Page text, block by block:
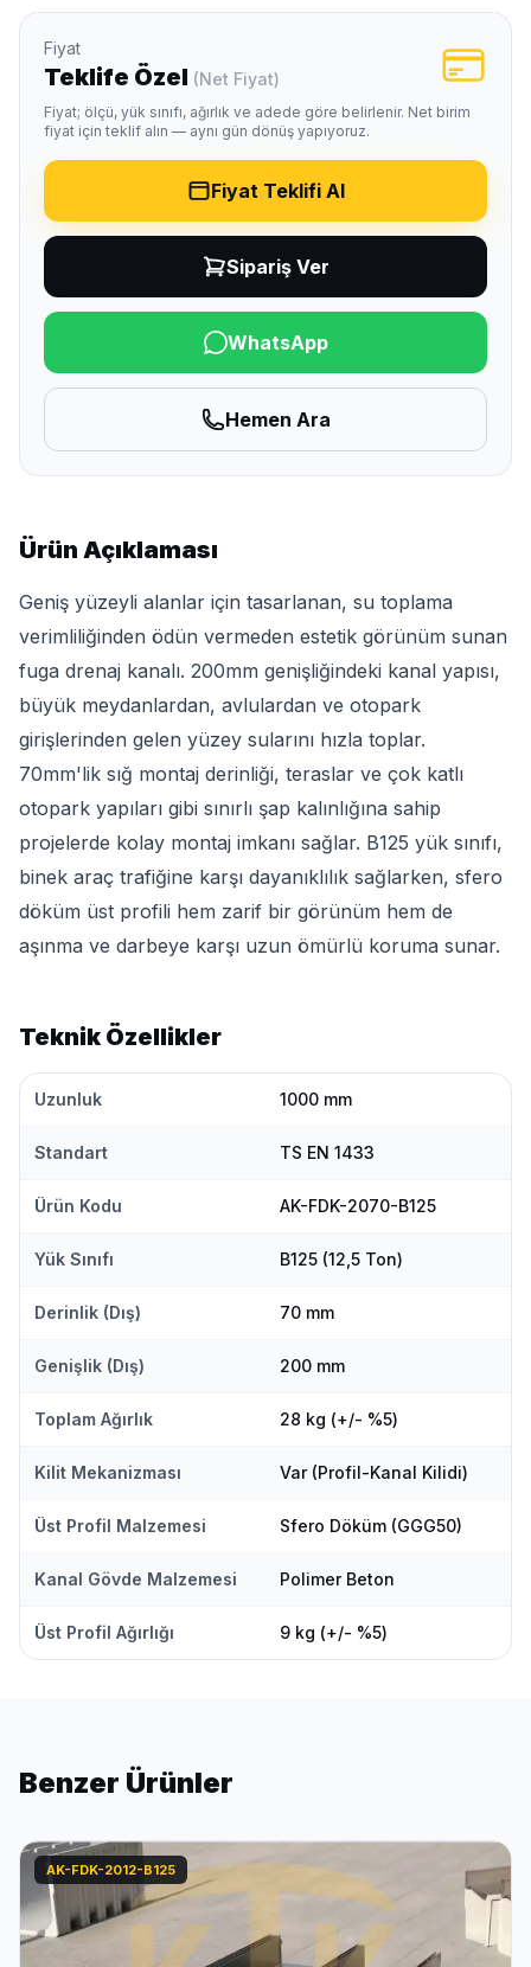
Fiyat
Teklife Özel (Net Fiyat)
Fiyat; ölçü, yük sınıfı, ağırlık ve adede göre belirlenir. Net birim
fiyat için teklif alın — aynı gün dönüş yapıyoruz.
Fiyat Teklifi Al
Sipariş Ver
WhatsApp
Hemen Ara
Ürün Açıklaması
Geniş yüzeyli alanlar için tasarlanan, su toplama
verimliliğinden ödün vermeden estetik görünüm sunan
fuga drenaj kanalı. 200mm genişliğindeki kanal yapısı,
büyük meydanlardan, avlulardan ve otopark
girişlerinden gelen yüzey sularını hızla toplar.
70mm'lik sığ montaj derinliği, teraslar ve çok katlı
otopark yapıları gibi sınırlı şap kalınlığına sahip
projelerde kolay montaj imkanı sağlar. B125 yük sınıfı,
binek araç trafiğine karşı dayanıklılık sağlarken, sfero
döküm üst profili hem zarif bir görünüm hem de
aşınma ve darbeye karşı uzun ömürlü koruma sunar.
Teknik Özellikler
Uzunluk 1000 mm
Standart TS EN 1433
Ürün Kodu AK-FDK-2070-B125
Yük Sınıfı B125 (12,5 Ton)
Derinlik (Dış) 70 mm
Genişlik (Dış) 200 mm
Toplam Ağırlık 28 kg (+/- %5)
Kilit Mekanizması Var (Profil-Kanal Kilidi)
Üst Profil Malzemesi Sfero Döküm (GGG50)
Kanal Gövde Malzemesi Polimer Beton
Üst Profil Ağırlığı 9 kg (+/- %5)
Benzer Ürünler
AK-FDK-2012-B125